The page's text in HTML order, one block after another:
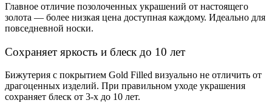
Главное отличие позолоченных украшений от настоящего
золота — более низкая цена доступная каждому. Идеально для
повседневной носки.
Сохраняет яркость и блеск до 10 лет
Бижутерия с покрытием Gold Filled визуально не отличить от
драгоценных изделий. При правильном уходе украшения
сохраняет блеск от 3-х до 10 лет.